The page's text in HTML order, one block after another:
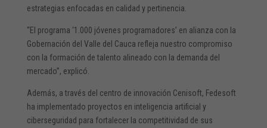
estrategias enfocadas en calidad y pertinencia.
“El programa ‘1.000 jóvenes programadores’ en alianza con la
Gobernación del Valle del Cauca refleja nuestro compromiso
con la formación de talento alineado con la demanda del
mercado”, explicó.
Además, a través del centro de innovación Cenisoft, Fedesoft
ha implementado proyectos en inteligencia artificial y
ciberseguridad para fortalecer la competitividad de sus